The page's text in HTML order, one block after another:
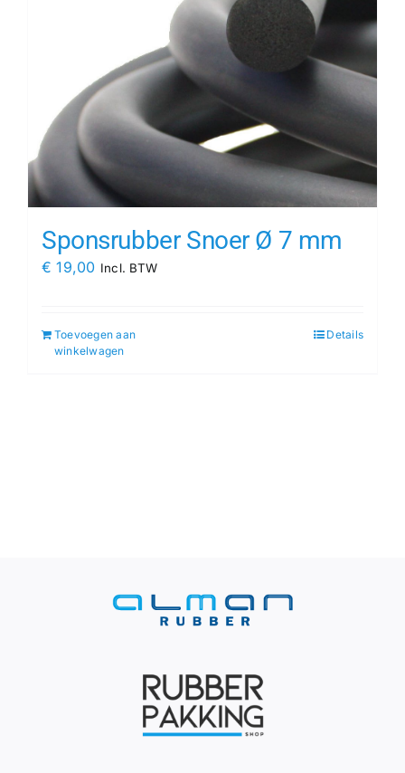
Sponsrubber Snoer Ø 7 mm
€ 19,00 Incl. BTW
Toevoegen aan
winkelwagen
Details